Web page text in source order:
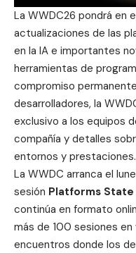
La WWDC26 pondrá en
actualizaciones de las
en la IA e importantes
herramientas de
compromiso
desarrolladores, la
exclusivo a los equipos
compañía y detalles
entornos y prestaciones.
La WWDC arranca el
sesión Platforms State
continúa en formato
más de 100 sesiones
encuentros donde los